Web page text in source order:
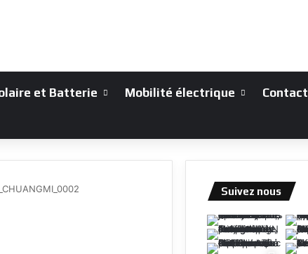
et Batterie Mobilité électrique Contact
Suivez nous